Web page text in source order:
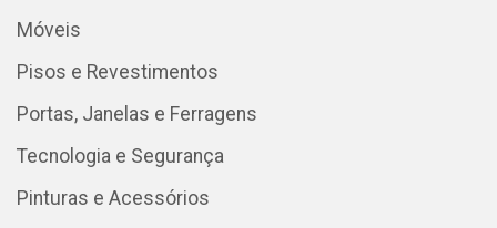
Móveis
Pisos e Revestimentos
Portas, Janelas e Ferragens
Tecnologia e Segurança
Pinturas e Acessórios